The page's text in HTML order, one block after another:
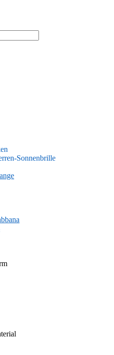
Sonnenbrille